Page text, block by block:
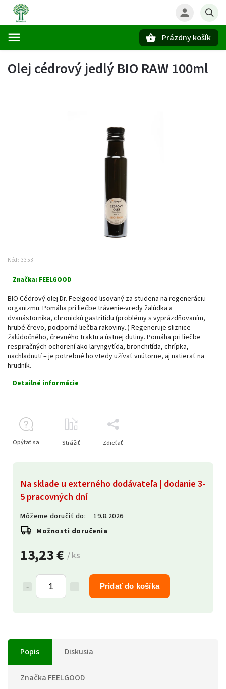
Prázdny košík
Olej cédrový jedlý BIO RAW 100ml
Kód: 3353
Značka: FEELGOOD
13,23 € / ks
Pridať do košíka
Na sklade u externého dodávateľa | dodanie 3-
5 pracovných dní
Môžeme doručiť do:
19.8.2026
Možnosti doručenia
BIO Cédrový olej Dr. Feelgood lisovaný za studena na regeneráciu
organizmu. Pomáha pri liečbe trávenie-vredy žalúdka a
dvanástorníka, chronickú gastritídu (problémy s vyprázdňovaním,
hrubé črevo, podporná liečba rakoviny..) Regeneruje sliznice
žalúdočného, črevného traktu a ústnej dutiny. Pomáha pri liečbe
respiračných ochorení ako laryngytída, bronchitída, chrípka,
nachladnutí – je potrebné ho vtedy užívať vnútorne, aj natierať na
hrudník.
Detailné informácie
Opýtať sa Strážiť Zdieľať
Popis Diskusia
Značka FEELGOOD